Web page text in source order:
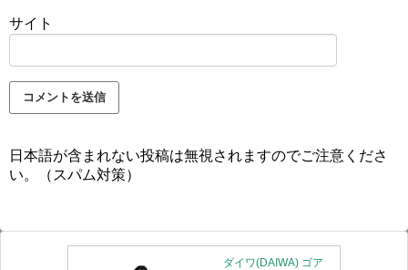
サイト
日本語が含まれない投稿は無視されますのでご注意くださ
い。（スパム対策）
ダイワ(DAIWA) ゴア